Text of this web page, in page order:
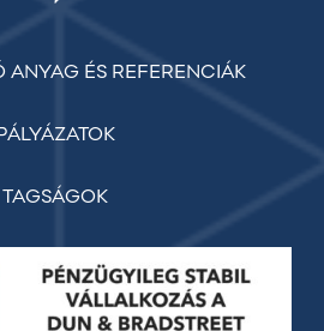
ANYAG ÉS REFERENCIÁK
TAGSÁGOK